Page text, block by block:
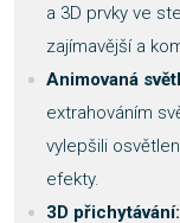
a 3D prvky ve
zajímavější a
Animovaná
extrahováním
vylepšili
efekty.
3D přichytávání: